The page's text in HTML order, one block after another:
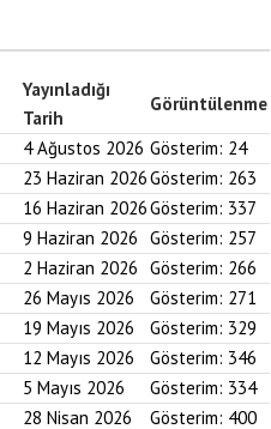
Yayınladığı
Tarih
Görüntülenme
4 Ağustos 2026 Gösterim: 24
23 Haziran 2026Gösterim: 263
16 Haziran 2026Gösterim: 337
9 Haziran 2026 Gösterim: 257
2 Haziran 2026 Gösterim: 266
26 Mayıs 2026 Gösterim: 271
19 Mayıs 2026 Gösterim: 329
12 Mayıs 2026 Gösterim: 346
5 Mayıs 2026 Gösterim: 334
28 Nisan 2026 Gösterim: 400